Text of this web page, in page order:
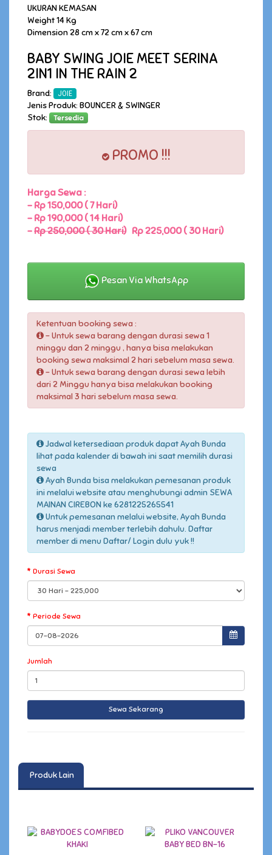
UKURAN KEMASAN
Weight 14 Kg
Dimension 28 cm x 72 cm x 67 cm
BABY SWING JOIE MEET SERINA
2IN1 IN THE RAIN 2
Brand: JOIE
Jenis Produk: BOUNCER & SWINGER
Stok:
Tersedia
PROMO !!!
Harga Sewa :
- Rp 150,000 ( 7 Hari)
- Rp 190,000 ( 14 Hari)
-Rp 250,000 ( 30 Hari) Rp 225,000 ( 30 Hari)
Pesan Via WhatsApp
Ketentuan booking sewa :
- Untuk sewa barang dengan durasi sewa 1
minggu dan 2 minggu , hanya bisa melakukan
booking sewa maksimal 2 hari sebelum masa sewa.
- Untuk sewa barang dengan durasi sewa lebih
dari 2 Minggu hanya bisa melakukan booking
maksimal 3 hari sebelum masa sewa.
Jadwal ketersediaan produk dapat Ayah Bunda
lihat pada kalender di bawah ini saat memilih durasi
sewa
Ayah Bunda bisa melakukan pemesanan produk
ini melalui website atau menghubungi admin SEWA
MAINAN CIREBON ke 6281225265541
Untuk pemesanan melalui website, Ayah Bunda
harus menjadi member terlebih dahulu. Daftar
member di menu Daftar/ Login dulu yuk !!
Durasi Sewa
Periode Sewa
Jumlah
Produk Lain